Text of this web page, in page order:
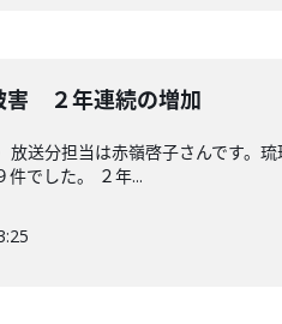
害 ２年連続の増加
放送分担当は赤嶺啓子さんです。
件でした。 ２年...